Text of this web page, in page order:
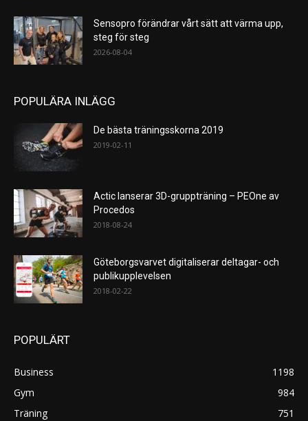
Sensopro förändrar vårt sätt att värma upp,
steg för steg
2026-08-04
POPULÄRA INLÄGG
De bästa träningsskorna 2019
2019-02-11
Actic lanserar 3D-gruppträning – PEOne av
Procedos
2018-08-24
Göteborgsvarvet digitaliserar deltagar- och
publikupplevelsen
2018-02-22
POPULÄRT
Business
1198
Gym
984
Träning
751